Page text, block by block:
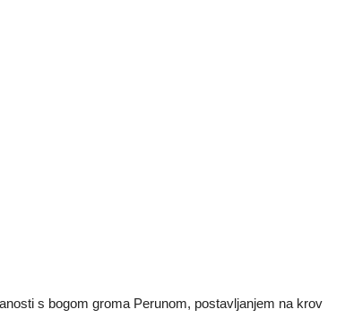
s bogom groma Perunom, postavljanjem na krov